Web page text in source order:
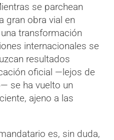
se parchean
gran obra vial en
transformación
internacionales se
resultados
oficial —lejos de
se ha vuelto un
ajeno a las
es, sin duda,